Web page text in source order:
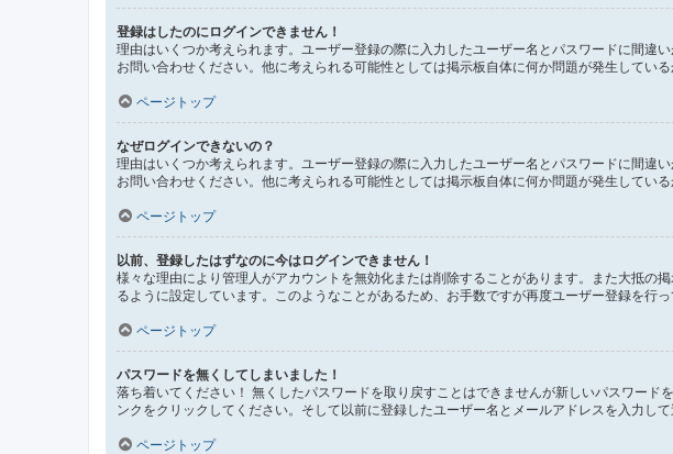
登録はしたのにログインできません！
理由はいくつか考えられます。ユーザー登録の際に入力したユーザー名とパスワードに間違
お問い合わせください。他に考えられる可能性としては掲示板自体に何か問題が発生してい
ページトップ
なぜログインできないの？
理由はいくつか考えられます。ユーザー登録の際に入力したユーザー名とパスワードに間違
お問い合わせください。他に考えられる可能性としては掲示板自体に何か問題が発生してい
ページトップ
以前、登録したはずなのに今はログインできません！
様々な理由により管理人がアカウントを無効化または削除することがあります。また大抵
るように設定しています。このようなことがあるため、お手数ですが再度ユーザー登録を行
ページトップ
パスワードを無くしてしまいました！
落ち着いてください！ 無くしたパスワードを取り戻すことはできませんが新しいパスワー
ンクをクリックしてください。そして以前に登録したユーザー名とメールアドレスを入力し
ページトップ